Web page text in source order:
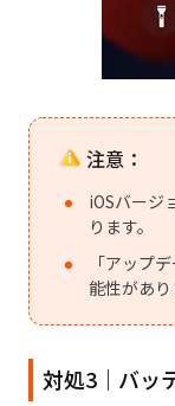
注意：
iOSバージ
ります。
「アップ
能性があり
対処3｜バッ